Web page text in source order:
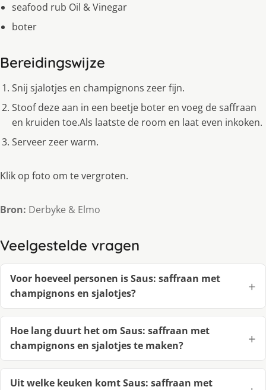
seafood rub Oil & Vinegar
boter
Bereidingswijze
Snij sjalotjes en champignons zeer fijn.
Stoof deze aan in een beetje boter en voeg de saffraan
en kruiden toe.Als laatste de room en laat even inkoken.
Serveer zeer warm.
Klik op foto om te vergroten.
Bron: Derbyke & Elmo
Veelgestelde vragen
Voor hoeveel personen is Saus: saffraan met
champignons en sjalotjes?
Hoe lang duurt het om Saus: saffraan met
champignons en sjalotjes te maken?
Uit welke keuken komt Saus: saffraan met